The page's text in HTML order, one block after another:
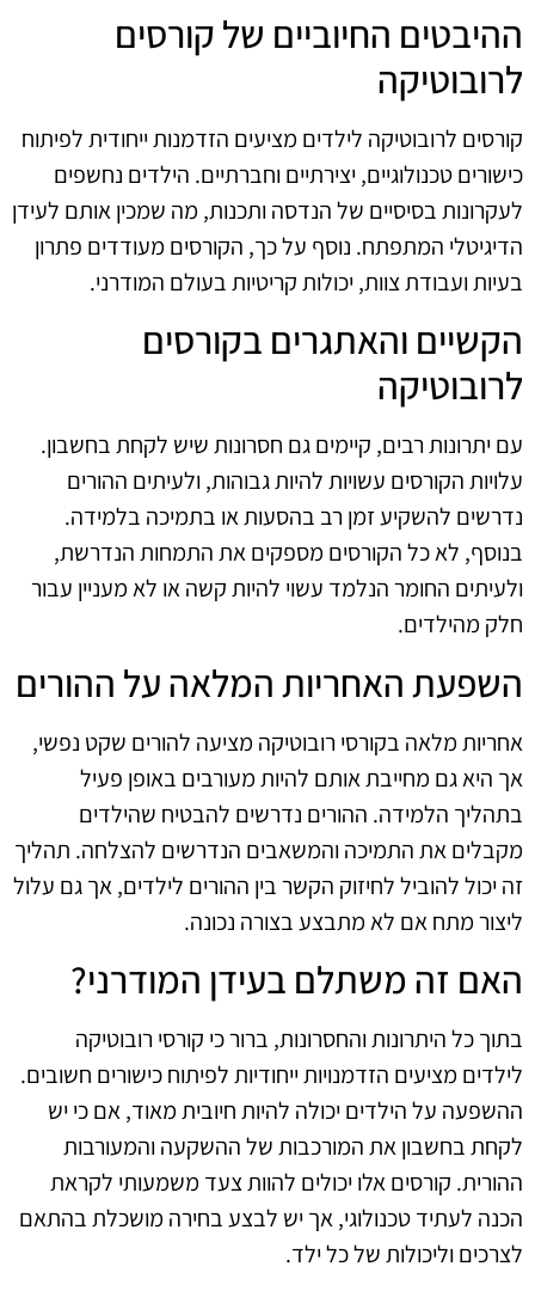
ההיבטים החיוביים של קורסים
לרובוטיקה
קורסים לרובוטיקה לילדים מציעים הזדמנות ייחודית לפיתוח
כישורים טכנולוגיים, יצירתיים וחברתיים. הילדים נחשפים
לעקרונות בסיסיים של הנדסה ותכנות, מה שמכין אותם לעידן
הדיגיטלי המתפתח. נוסף על כך, הקורסים מעודדים פתרון
בעיות ועבודת צוות, יכולות קריטיות בעולם המודרני.
הקשיים והאתגרים בקורסים
לרובוטיקה
עם יתרונות רבים, קיימים גם חסרונות שיש לקחת בחשבון.
עלויות הקורסים עשויות להיות גבוהות, ולעיתים ההורים
נדרשים להשקיע זמן רב בהסעות או בתמיכה בלמידה.
בנוסף, לא כל הקורסים מספקים את התמחות הנדרשת,
ולעיתים החומר הנלמד עשוי להיות קשה או לא מעניין עבור
חלק מהילדים.
השפעת האחריות המלאה על ההורים
אחריות מלאה בקורסי רובוטיקה מציעה להורים שקט נפשי,
אך היא גם מחייבת אותם להיות מעורבים באופן פעיל
בתהליך הלמידה. ההורים נדרשים להבטיח שהילדים
מקבלים את התמיכה והמשאבים הנדרשים להצלחה. תהליך
זה יכול להוביל לחיזוק הקשר בין ההורים לילדים, אך גם עלול
ליצור מתח אם לא מתבצע בצורה נכונה.
האם זה משתלם בעידן המודרני?
בתוך כל היתרונות והחסרונות, ברור כי קורסי רובוטיקה
לילדים מציעים הזדמנויות ייחודיות לפיתוח כישורים חשובים.
ההשפעה על הילדים יכולה להיות חיובית מאוד, אם כי יש
לקחת בחשבון את המורכבות של ההשקעה והמעורבות
ההורית. קורסים אלו יכולים להוות צעד משמעותי לקראת
הכנה לעתיד טכנולוגי, אך יש לבצע בחירה מושכלת בהתאם
לצרכים וליכולות של כל ילד.